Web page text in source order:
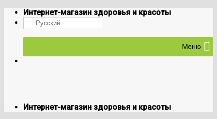
Skip
content
Интернет-магазин здоровья и красоты
Русский
Меню
Интернет-магазин здоровья и красоты